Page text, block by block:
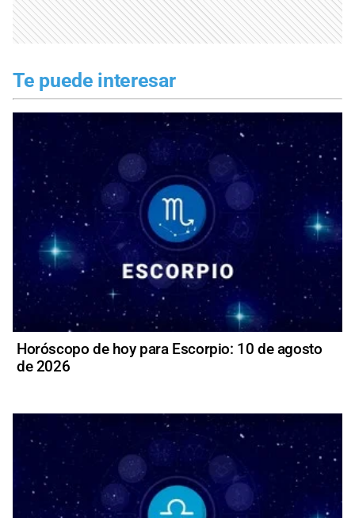
Te puede interesar
Horóscopo de hoy para Escorpio: 10 de agosto
de 2026